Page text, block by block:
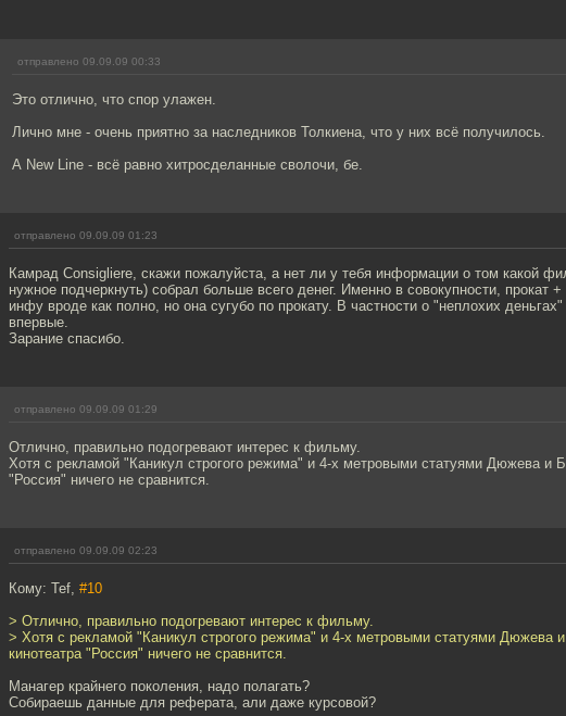
отправлено 09.09.09 00:33
Это отлично, что спор улажен.
Лично мне - очень приятно за наследников Толкиена, что у них всё получилось.
А New Line - всё равно хитросделанные сволочи, бе.
отправлено 09.09.09 01:23
Камрад Consigliere, скажи пожалуйста, а нет ли у тебя информации о том какой
нужное подчеркнуть) собрал больше всего денег. Именно в совокупности, прокат
инфу вроде как полно, но она сугубо по прокату. В частности о "неплохих
впервые.
Зарание спасибо.
отправлено 09.09.09 01:29
Отлично, правильно подогревают интерес к фильму.
Хотя с рекламой "Каникул строгого режима" и 4-х метровыми статуями Дюжева и
"Россия" ничего не сравнится.
отправлено 09.09.09 02:23
Кому: Tef, #10
> Отлично, правильно подогревают интерес к фильму.
> Хотя с рекламой "Каникул строгого режима" и 4-х метровыми статуями Дюжева
кинотеатра "Россия" ничего не сравнится.
Манагер крайнего поколения, надо полагать?
Собираешь данные для реферата, али даже курсовой?